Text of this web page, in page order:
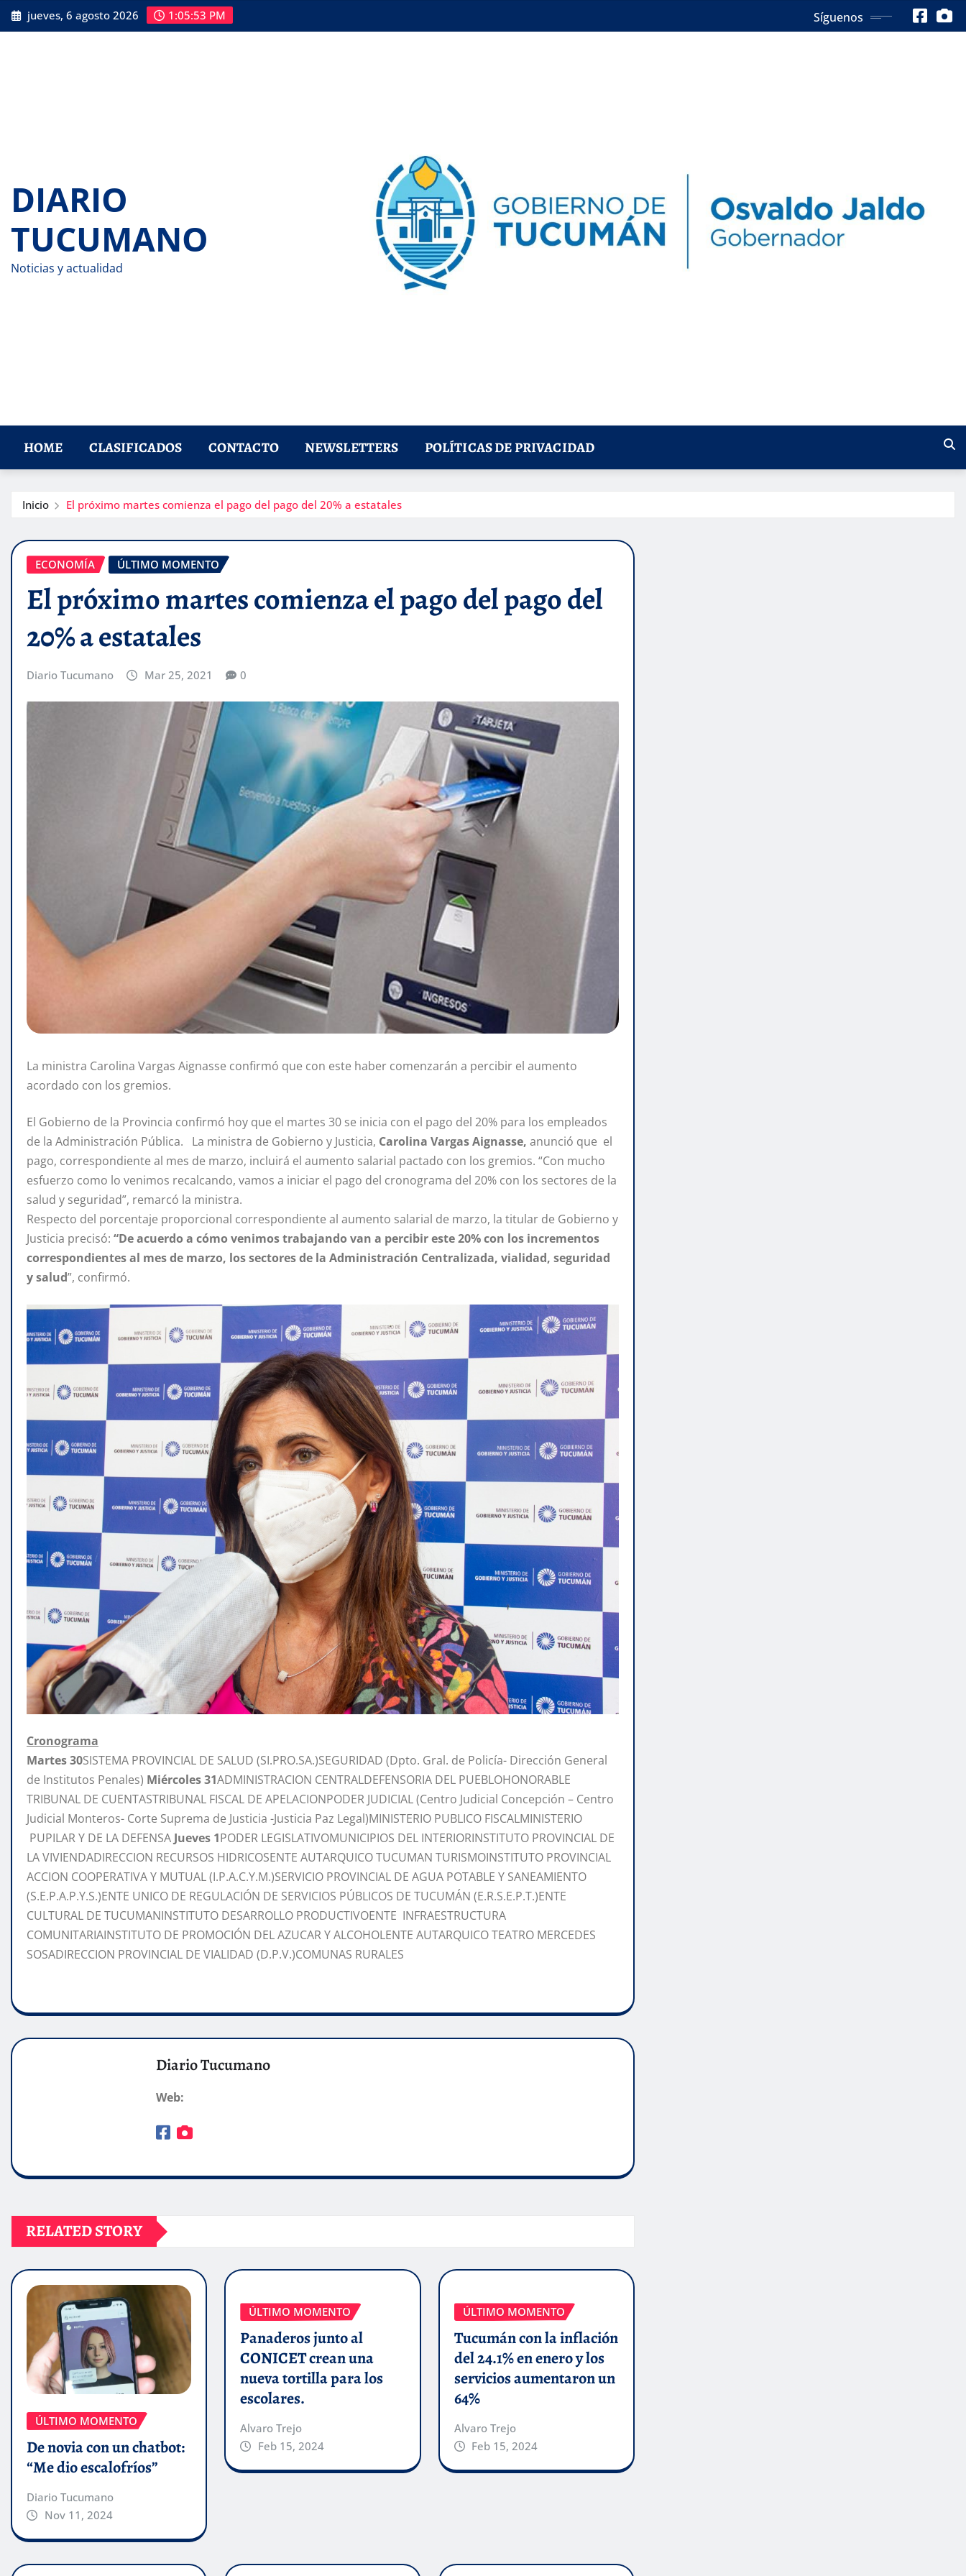
Saltar
al
jueves, 6 agosto 2026 1:05:54 PM Síguenos
DIARIO
TUCUMANO
Noticias y actualidad
HOME CLASIFICADOS CONTACTO NEWSLETTERS POLÍTICAS DE PRIVACIDAD
Inicio El próximo martes comienza el pago del pago del 20% a estatales
ECONOMÍA ÚLTIMO MOMENTO
El próximo martes comienza el pago del pago del
20% a estatales
Diario Tucumano Mar 25, 2021 0
La ministra Carolina Vargas Aignasse confirmó que con este haber comenzarán a percibir el aumento
acordado con los gremios.
El Gobierno de la Provincia confirmó hoy que el martes 30 se inicia con el pago del 20% para los empleados
de la Administración Pública. La ministra de Gobierno y Justicia, Carolina Vargas Aignasse, anunció que el
pago, correspondiente al mes de marzo, incluirá el aumento salarial pactado con los gremios. “Con mucho
esfuerzo como lo venimos recalcando, vamos a iniciar el pago del cronograma del 20% con los sectores de la
salud y seguridad”, remarcó la ministra.
Respecto del porcentaje proporcional correspondiente al aumento salarial de marzo, la titular de Gobierno y
Justicia precisó: “De acuerdo a cómo venimos trabajando van a percibir este 20% con los incrementos
correspondientes al mes de marzo, los sectores de la Administración Centralizada, vialidad, seguridad
y salud”, confirmó.
Cronograma
Martes 30SISTEMA PROVINCIAL DE SALUD (SI.PRO.SA.)SEGURIDAD (Dpto. Gral. de Policía- Dirección General
de Institutos Penales) Miércoles 31ADMINISTRACION CENTRALDEFENSORIA DEL PUEBLOHONORABLE
TRIBUNAL DE CUENTASTRIBUNAL FISCAL DE APELACIONPODER JUDICIAL (Centro Judicial Concepción – Centro
Judicial Monteros- Corte Suprema de Justicia -Justicia Paz Legal)MINISTERIO PUBLICO FISCALMINISTERIO
PUPILAR Y DE LA DEFENSA Jueves 1PODER LEGISLATIVOMUNICIPIOS DEL INTERIORINSTITUTO PROVINCIAL DE
LA VIVIENDADIRECCION RECURSOS HIDRICOSENTE AUTARQUICO TUCUMAN TURISMOINSTITUTO PROVINCIAL
ACCION COOPERATIVA Y MUTUAL (I.P.A.C.Y.M.)SERVICIO PROVINCIAL DE AGUA POTABLE Y SANEAMIENTO
(S.E.P.A.P.Y.S.)ENTE UNICO DE REGULACIÓN DE SERVICIOS PÚBLICOS DE TUCUMÁN (E.R.S.E.P.T.)ENTE
CULTURAL DE TUCUMANINSTITUTO DESARROLLO PRODUCTIVOENTE INFRAESTRUCTURA
COMUNITARIAINSTITUTO DE PROMOCIÓN DEL AZUCAR Y ALCOHOLENTE AUTARQUICO TEATRO MERCEDES
SOSADIRECCION PROVINCIAL DE VIALIDAD (D.P.V.)COMUNAS RURALES
Diario Tucumano
Web:
RELATED STORY
ÚLTIMO MOMENTO
De novia con un chatbot:
“Me dio escalofríos”
Diario Tucumano
Nov 11, 2024
ÚLTIMO MOMENTO
Panaderos junto al
CONICET crean una
nueva tortilla para los
escolares.
Alvaro Trejo
Feb 15, 2024
ÚLTIMO MOMENTO
Tucumán con la inflación
del 24.1% en enero y los
servicios aumentaron un
64%
Alvaro Trejo
Feb 15, 2024